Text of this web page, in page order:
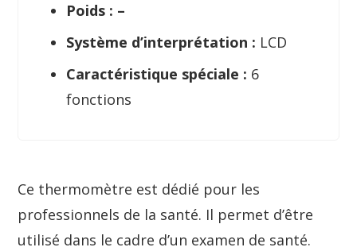
Poids : –
Système d’interprétation : LCD
Caractéristique spéciale : 6
fonctions
Ce thermomètre est dédié pour les
professionnels de la santé. Il permet d’être
utilisé dans le cadre d’un examen de santé.